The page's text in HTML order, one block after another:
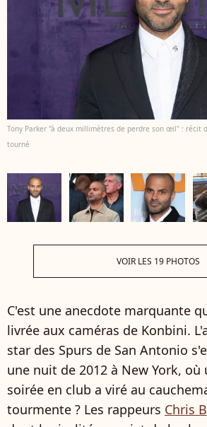
Tony Parker "à deux millimètres de perdre son œil" : récit
tourné
VOIR LES 19 PHOTOS
C'est une anecdote marquante
livrée aux caméras de Konbini.
star des Spurs de San Antonio
une nuit de 2012 à New York, où
soirée en club a viré au
tourmente ? Les rappeurs Chris